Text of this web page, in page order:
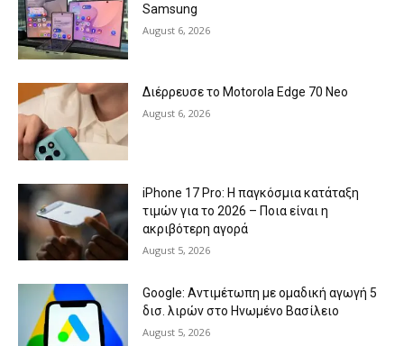
Samsung
August 6, 2026
Διέρρευσε το Motorola Edge 70 Neo
August 6, 2026
iPhone 17 Pro: Η παγκόσμια κατάταξη
τιμών για το 2026 – Ποια είναι η
ακριβότερη αγορά
August 5, 2026
Google: Αντιμέτωπη με ομαδική αγωγή 5
δισ. λιρών στο Ηνωμένο Βασίλειο
August 5, 2026